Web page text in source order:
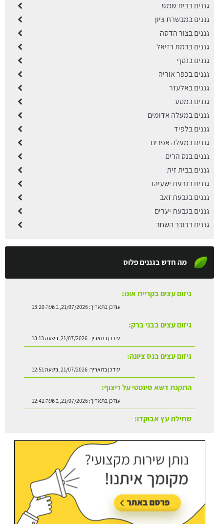
גננים בבית שמש
גננים במבשרת ציון
גננים בצור הדסה
גננים ברמת רזיאל
גננים בנטף
גננים בכפר אוריה
גננים באלעזר
גננים במטע
גננים במעלה אדומים
גננים בלפיד
גננים במעלה אפרים
גננים בנס הרים
גננים בבית זית
גננים בגבעת ישעיהו
גננים בגבעת זאב
גננים בגבעת יערים
גננים בכוכב השחר
מה חדש בגננים פלוס
גיזום עצים בקריית אונו:
עודכן בתאריך:21/07/2026, בשעה 13:20
גיזום עצים בבני ברק:
עודכן בתאריך:21/07/2026, בשעה 13:13
גיזום עצים בנס ציונה:
עודכן בתאריך:21/07/2026, בשעה 12:51
התקנת דשא סינטטי על ריצוף:
עודכן בתאריך: 21/07/2026, בשעה 12:42
שתילת עץ אבוקדו:
עודכן בתאריך:21/07/2026, בשעה 13:24